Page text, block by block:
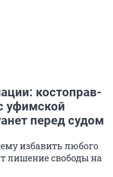
костоправ-
уфимской
перед судом
избавить любого
лишение свободы на